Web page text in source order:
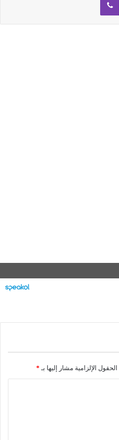
الحقول الإلزامية مشار إليها بـ *